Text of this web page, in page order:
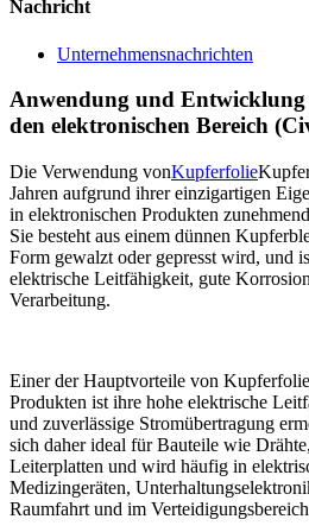
Nachricht
Unternehmensnachrichten
Anwendung und
den elektronischen Bereich
Die Verwendung vonKupferfolie
Jahren aufgrund ihrer einzigartigen
in elektronischen Produkten
Sie besteht aus einem dünnen
Form gewalzt oder gepresst wird, und
elektrische Leitfähigkeit, gute
Verarbeitung.
Einer der Hauptvorteile von
Produkten ist ihre hohe elektrische
und zuverlässige Stromübertragung
sich daher ideal für Bauteile wie
Leiterplatten und wird häufig in
Medizingeräten,
Raumfahrt und im